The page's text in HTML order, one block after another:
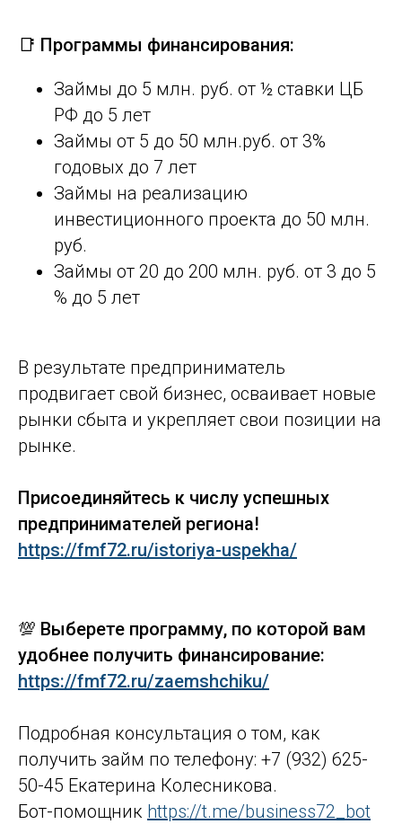
📑 Программы финансирования:
Займы до 5 млн. руб. от ½ ставки ЦБ
РФ до 5 лет
Займы от 5 до 50 млн.руб. от 3%
годовых до 7 лет
Займы на реализацию
инвестиционного проекта до 50 млн.
руб.
Займы от 20 до 200 млн. руб. от 3 до 5
% до 5 лет
В результате предприниматель
продвигает свой бизнес, осваивает новые
рынки сбыта и укрепляет свои позиции на
рынке.
Присоединяйтесь к числу успешных
предпринимателей региона!
https://fmf72.ru/istoriya-uspekha/
💯 Выберете программу, по которой вам
удобнее получить финансирование:
https://fmf72.ru/zaemshchiku/
Подробная консультация о том, как
получить займ по телефону: +7 (932) 625-
50-45 Екатерина Колесникова.
Бот-помощник https://t.me/business72_bot